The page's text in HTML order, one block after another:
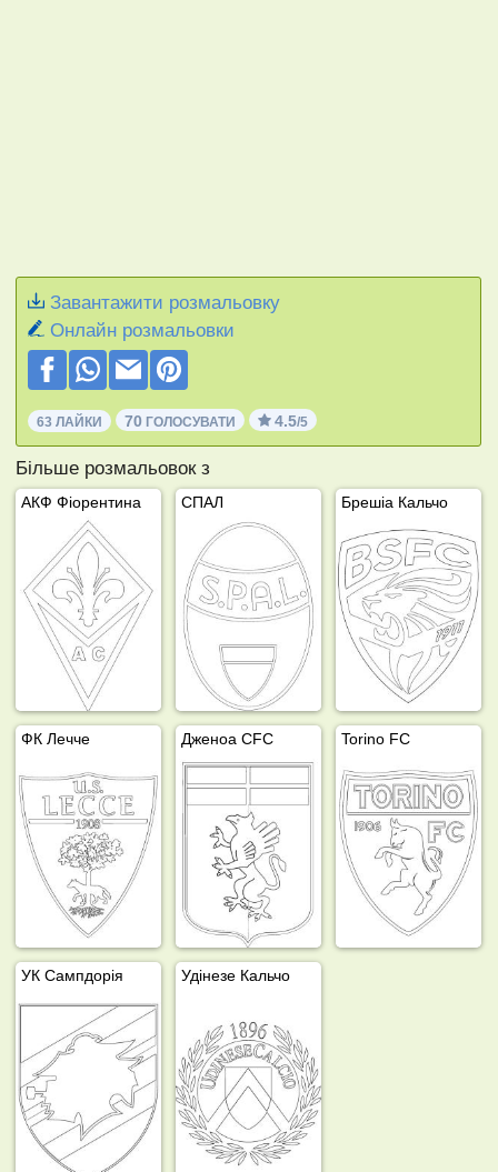
Завантажити розмальовку
Онлайн розмальовки
63 ЛАЙКИ 70 ГОЛОСУВАТИ 4.5/5
Більше розмальовок з
АКФ Фіорентина СПАЛ Брешіа Кальчо
ФК Лечче Дженоа CFC Torino FC
УК Сампдорія Удінезе Кальчо